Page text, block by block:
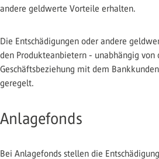
andere geldwerte Vorteile erhalten.
Die Entschädigungen oder andere
den Produkteanbietern - unabhängig
Geschäftsbeziehung mit dem
geregelt.
Anlagefonds
Bei Anlagefonds stellen die